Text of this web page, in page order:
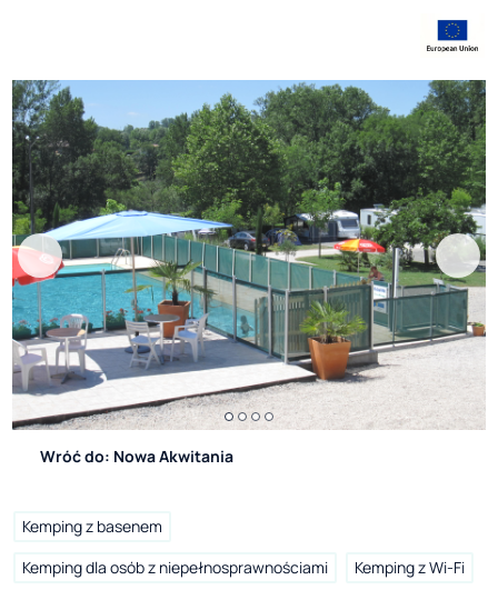
Wróć do: Nowa Akwitania
Kemping z basenem
Kemping dla osób z niepełnosprawnościami
Kemping z Wi-Fi